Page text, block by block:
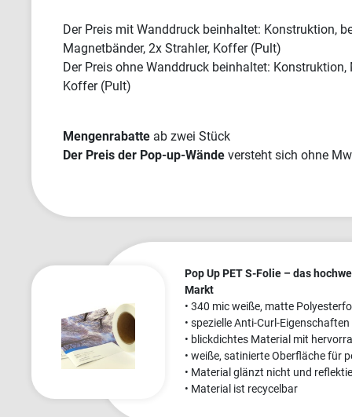
Der Preis mit Wanddruck beinhaltet: Konstruktion,
Magnetbänder, 2x Strahler, Koffer (Pult)
Der Preis ohne Wanddruck beinhaltet: Konstruktion,
Koffer (Pult)
Mengenrabatte ab zwei Stück
Der Preis der Pop-up-Wände versteht sich ohne
Pop Up PET S-Folie – das
Markt
• 340 mic weiße, matte
• spezielle Anti-Curl-
• blickdichtes Material mit
• weiße, satinierte Oberfläche für
• Material glänzt nicht und
• Material ist recycelbar